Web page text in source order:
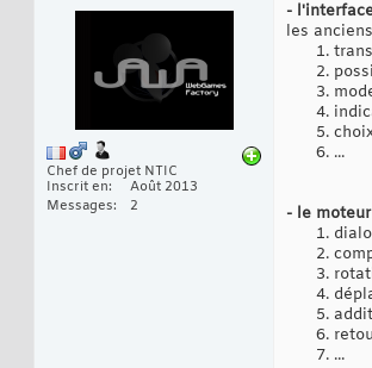
Chef de projet NTIC
Inscrit en
Août 2013
Messages
2
-
les
...
- le
...